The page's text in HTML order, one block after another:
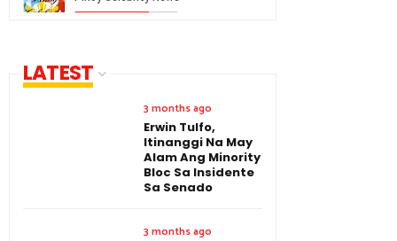
LATEST
3 months ago
Erwin Tulfo,
Itinanggi Na May
Alam Ang Minority
Bloc Sa Insidente
Sa Senado
3 months ago